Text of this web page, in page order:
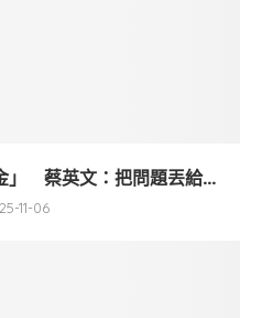
」 蔡英文：把問題丟給...
11-06